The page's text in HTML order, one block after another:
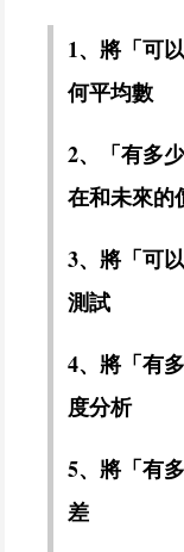
1、將「可
何平均數
2、「有多
在和未來的
3、將「可
測試
4、將「有
度分析
5、將「有
差